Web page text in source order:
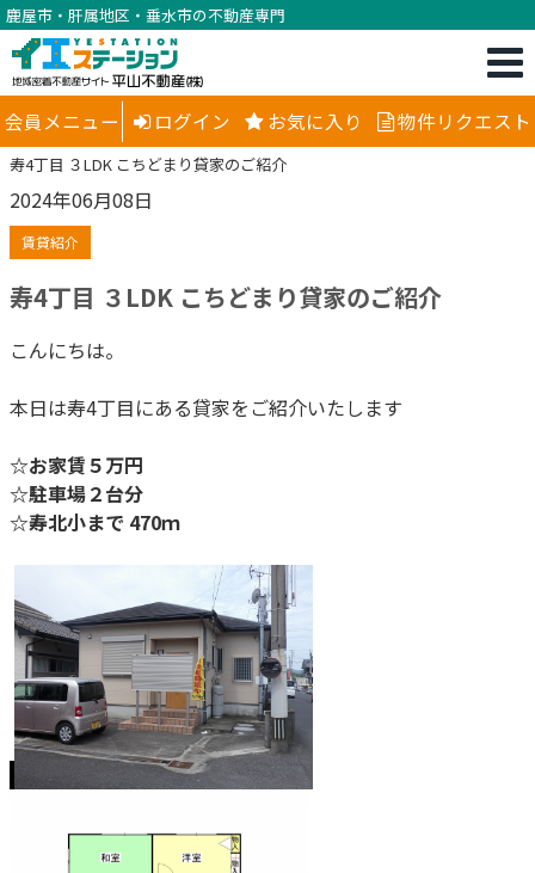
鹿屋市・肝属地区・垂水市の不動産専門
会員メニュー ログイン お気に入り 物件リクエスト
寿4丁目 ３LDK こちどまり貸家のご紹介
2024年06月08日
賃貸紹介
寿4丁目 ３LDK こちどまり貸家のご紹介
こんにちは。
本日は寿4丁目にある貸家をご紹介いたします
☆お家賃５万円
☆駐車場２台分
☆寿北小まで 470ｍ